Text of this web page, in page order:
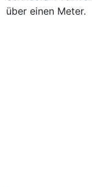
über einen Meter.